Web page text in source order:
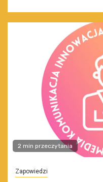
2 min przeczytania
Zapowiedzi